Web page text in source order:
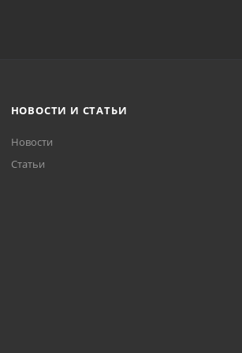
НОВОСТИ И СТАТЬИ
Новости
Статьи